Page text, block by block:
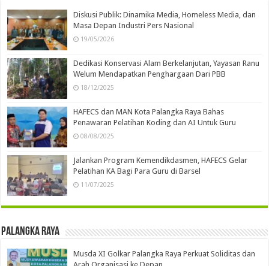
Diskusi Publik: Dinamika Media, Homeless Media, dan
Masa Depan Industri Pers Nasional
19/05/2026
Dedikasi Konservasi Alam Berkelanjutan, Yayasan Ranu
Welum Mendapatkan Penghargaan Dari PBB
18/12/2025
HAFECS dan MAN Kota Palangka Raya Bahas
Penawaran Pelatihan Koding dan AI Untuk Guru
08/08/2025
Jalankan Program Kemendikdasmen, HAFECS Gelar
Pelatihan KA Bagi Para Guru di Barsel
11/07/2025
Palangka Raya
Musda XI Golkar Palangka Raya Perkuat Soliditas dan